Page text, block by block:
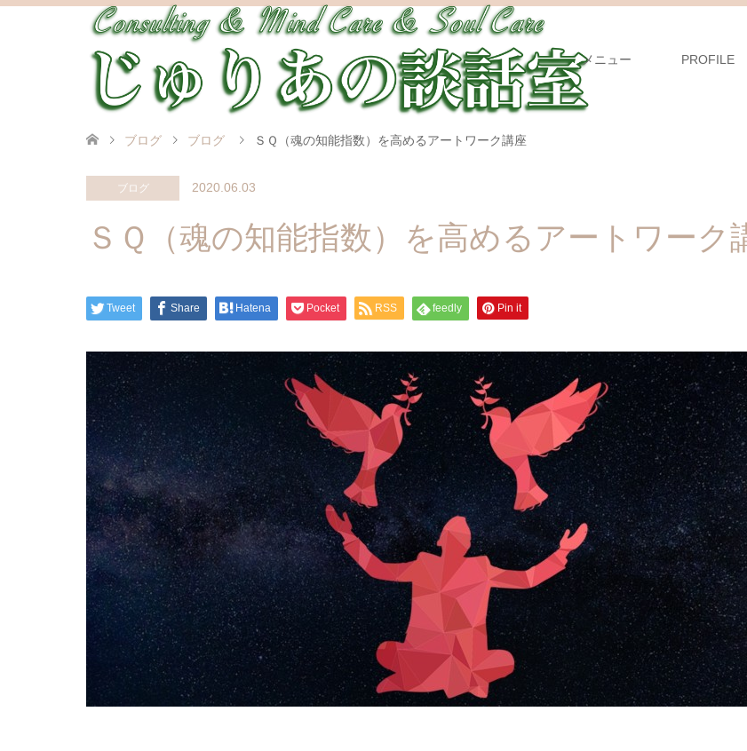
メニュー PROFILE
ブログ ブログ ＳＱ（魂の知能指数）を高めるアートワーク講座
ブログ 2020.06.03
ＳＱ（魂の知能指数）を高めるアートワーク
Tweet Share Hatena Pocket RSS feedly Pin it